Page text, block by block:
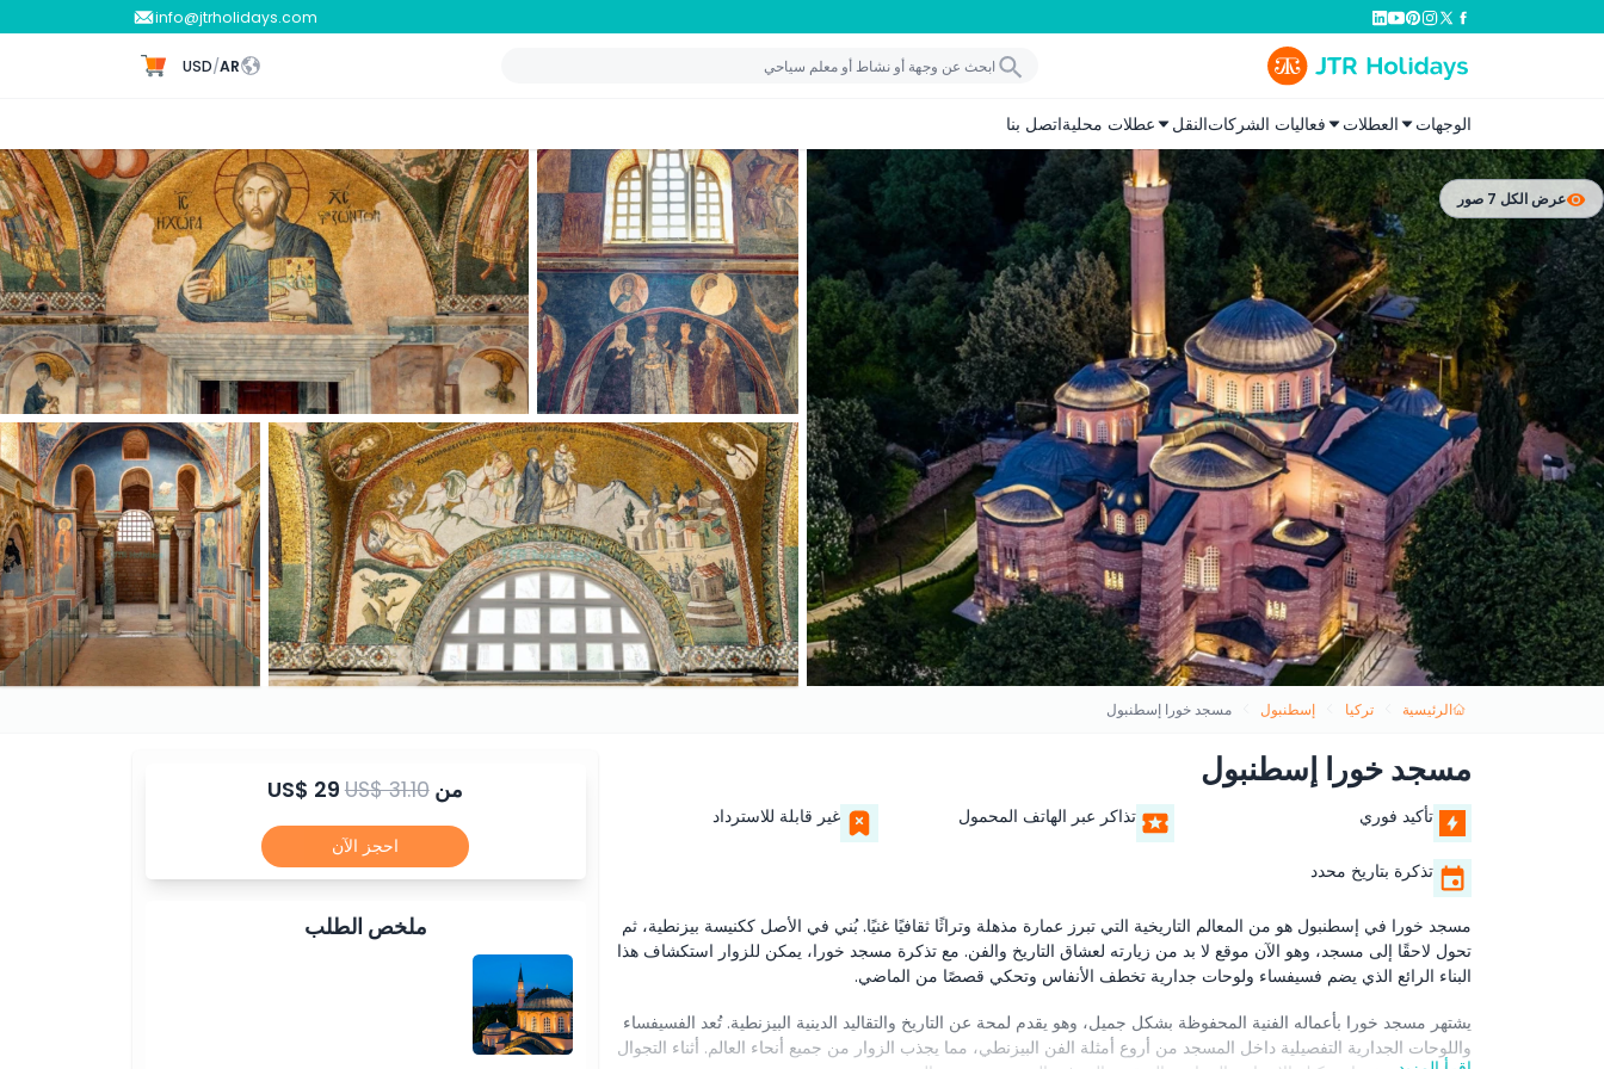
info@jtrholidays.com
AR
/
USD
الوجهات العطلات فعاليات الشركاتالنقل عطلات محليةاتصل بنا
عرض الكل 7 صور
الرئيسية تركيا إسطنبول مسجد خورا إسطنبول
مسجد خورا إسطنبول
تأكيد فوري تذاكر عبر الهاتف المحمول غير قابلة للاسترداد
تذكرة بتاريخ محدد
مسجد خورا في إسطنبول هو من المعالم التاريخية التي تبرز عمارة مذهلة وتراثًا ثقافيًا غنيًا. بُني في الأصل ككنيسة بيزنطية، ثم
تحول لاحقًا إلى مسجد، وهو الآن موقع لا بد من زيارته لعشاق التاريخ والفن. مع تذكرة مسجد خورا، يمكن للزوار استكشاف هذا
البناء الرائع الذي يضم فسيفساء ولوحات جدارية تخطف الأنفاس وتحكي قصصًا من الماضي.
يشتهر مسجد خورا بأعماله الفنية المحفوظة بشكل جميل، وهو يقدم لمحة عن التاريخ والتقاليد الدينية البيزنطية. تُعد الفسيفساء
واللوحات الجدارية التفصيلية داخل المسجد من أروع أمثلة الفن البيزنطي، مما يجذب الزوار من جميع أنحاء العالم. أثناء التجوال
من US$ 29US$ 31.10
احجز الآن
ملخص الطلب